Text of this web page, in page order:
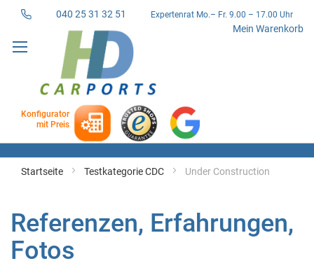
040 25 31 32 51 Expertenrat Mo.– Fr. 9.00 – 17.00 Uhr
Mein Warenkorb
zum
Konfigurator
mit Preis
Startseite Testkategorie CDC Under Construction
Referenzen, Erfahrungen,
Fotos